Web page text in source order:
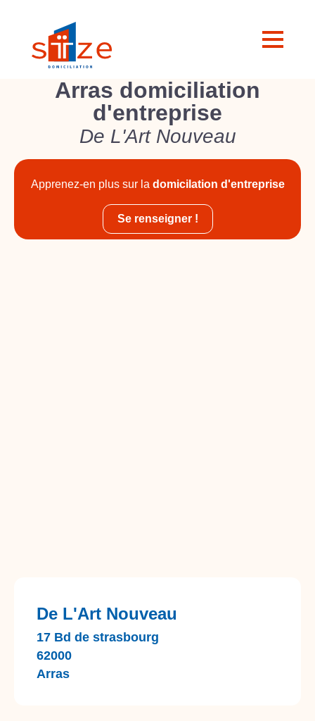
Arras domiciliation
d'entreprise
De L'Art Nouveau
Apprenez-en plus sur la domicilation d'entreprise
Se renseigner !
De L'Art Nouveau
17 Bd de strasbourg
62000
Arras